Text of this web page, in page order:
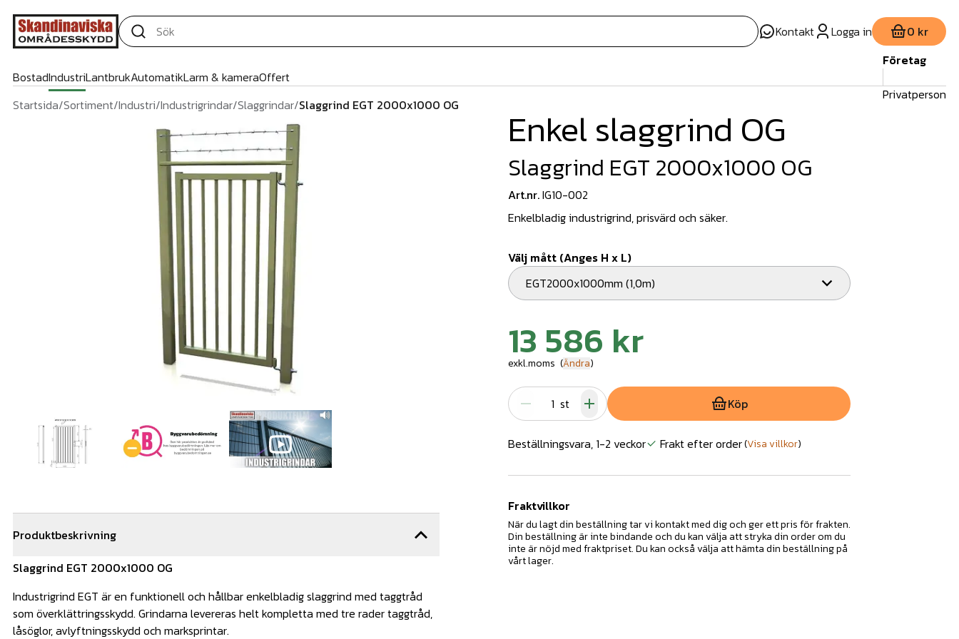
Kontakt Logga in 0 kr
BostadIndustriLantbrukAutomatikLarm & kameraOffert
Företag
Privatperson
Startsida/Sortiment/Industri/Industrigrindar/Slaggrindar/Slaggrind EGT 2000x1000 OG
Produktbeskrivning
Slaggrind EGT 2000x1000 OG
Industrigrind EGT är en funktionell och hållbar enkelbladig slaggrind med taggtråd
som överklättringsskydd. Grindarna levereras helt kompletta med tre rader taggtråd,
låsöglor, avlyftningsskydd och marksprintar.
Enkel slaggrind OG
Slaggrind EGT 2000x1000 OG
Art.nr.IG10-002
Enkelbladig industrigrind, prisvärd och säker.
Välj mått (Anges H x L)
EGT2000x1000mm (1,0m)
13 586 kr
exkl.moms (Ändra)
st Köp
Beställningsvara, 1-2 veckor Frakt efter order(Visa villkor)
Fraktvillkor
När du lagt din beställning tar vi kontakt med dig och ger ett pris för frakten.
Din beställning är inte bindande och du kan välja att stryka din order om du
inte är nöjd med fraktpriset. Du kan också välja att hämta din beställning på
vårt lager.